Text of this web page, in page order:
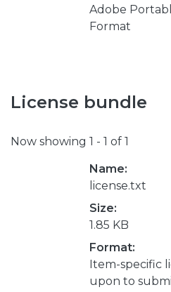
Adobe
Format
License bundle
Now showing 1 - 1 of 1
Name:
license.txt
Size:
1.85 KB
Format:
Item-specific
upon to